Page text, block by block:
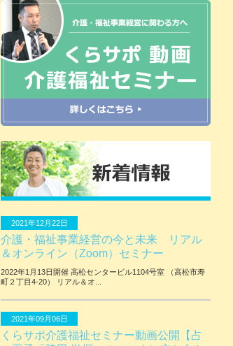
2021年12月22日
介護・福祉事業経営の今と未来 リアル
＆オンライン（Zoom）セミナー
2022年1月13日開催 ⾼松センタービル1104号室 （⾼松市寿
町２丁⽬4-20） リアル＆オ...
2021年09月06日
くらサポ介護福祉セミナー動画公開【占